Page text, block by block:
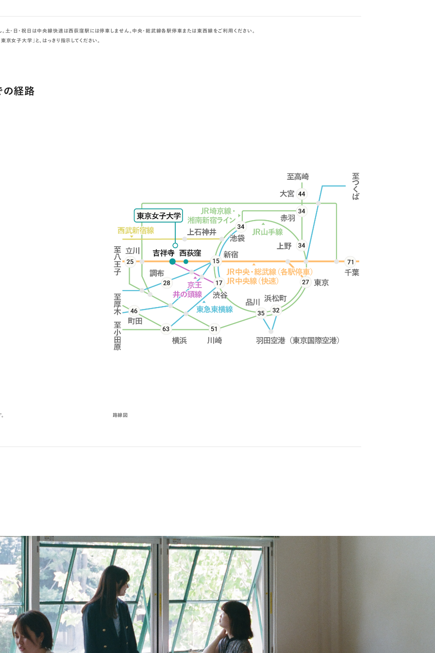
土・日・祝日は中央線快速は西荻窪駅には停車しません。中央・総武線各駅停車または東西線をご利用ください。
女子大学」と、はっきり指示してください。
の経路
路線図